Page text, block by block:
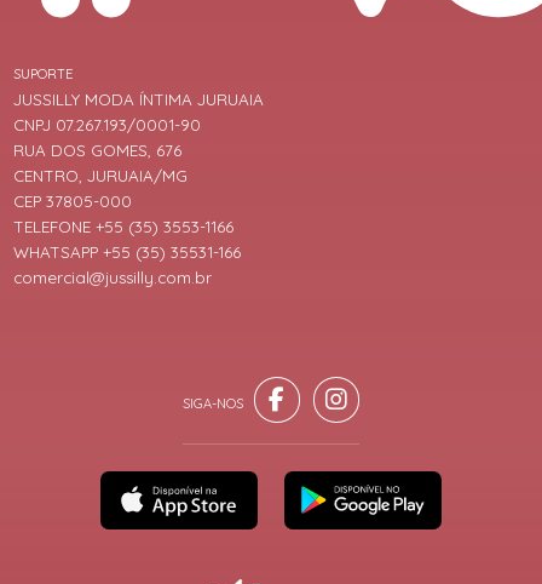
SUPORTE
JUSSILLY MODA ÍNTIMA JURUAIA
CNPJ 07.267.193/0001-90
RUA DOS GOMES, 676
CENTRO, JURUAIA/MG
CEP 37805-000
TELEFONE +55 (35) 3553-1166
WHATSAPP +55 (35) 35531-166
comercial@jussilly.com.br